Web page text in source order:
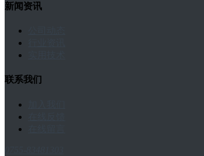
新闻资讯
联系我们